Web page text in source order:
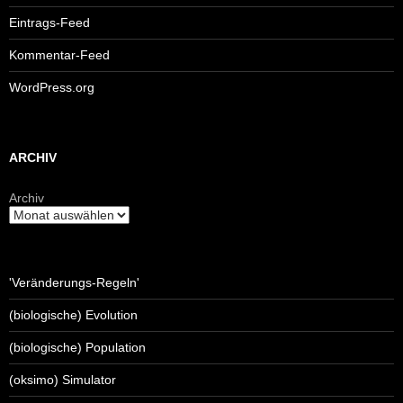
Eintrags-Feed
Kommentar-Feed
WordPress.org
ARCHIV
Archiv
'Veränderungs-Regeln'
(biologische) Evolution
(biologische) Population
(oksimo) Simulator